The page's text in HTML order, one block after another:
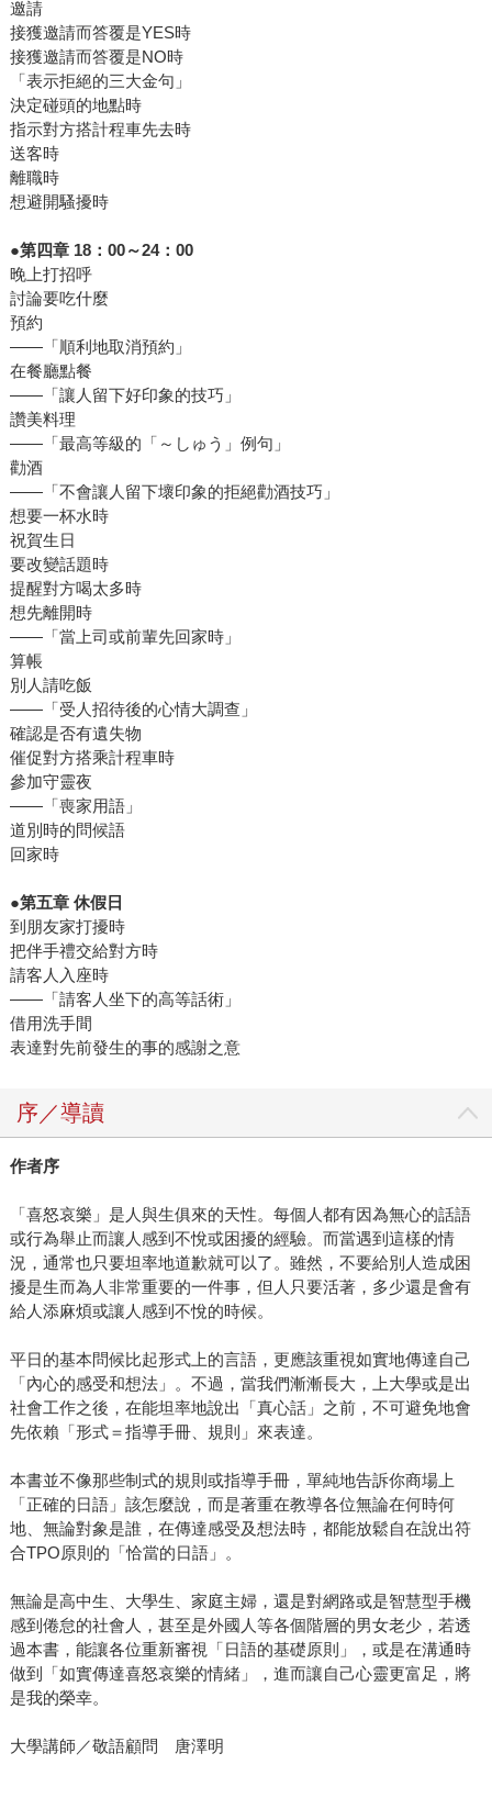
邀請
接獲邀請而答覆是YES時
接獲邀請而答覆是NO時
「表示拒絕的三大金句」
決定碰頭的地點時
指示對方搭計程車先去時
送客時
離職時
想避開騷擾時
●第四章 18：00～24：00
晚上打招呼
討論要吃什麼
預約
——「順利地取消預約」
在餐廳點餐
——「讓人留下好印象的技巧」
讚美料理
——「最高等級的「～しゅう」例句」
勸酒
——「不會讓人留下壞印象的拒絕勸酒技巧」
想要一杯水時
祝賀生日
要改變話題時
提醒對方喝太多時
想先離開時
——「當上司或前輩先回家時」
算帳
別人請吃飯
——「受人招待後的心情大調查」
確認是否有遺失物
催促對方搭乘計程車時
參加守靈夜
——「喪家用語」
道別時的問候語
回家時
●第五章 休假日
到朋友家打擾時
把伴手禮交給對方時
請客人入座時
——「請客人坐下的高等話術」
借用洗手間
表達對先前發生的事的感謝之意
序／導讀
作者序
「喜怒哀樂」是人與生俱來的天性。每個人都有因為無心的話語
或行為舉止而讓人感到不悅或困擾的經驗。而當遇到這樣的情
況，通常也只要坦率地道歉就可以了。雖然，不要給別人造成困
擾是生而為人非常重要的一件事，但人只要活著，多少還是會有
給人添麻煩或讓人感到不悅的時候。
平日的基本問候比起形式上的言語，更應該重視如實地傳達自己
「內心的感受和想法」。不過，當我們漸漸長大，上大學或是出
社會工作之後，在能坦率地說出「真心話」之前，不可避免地會
先依賴「形式＝指導手冊、規則」來表達。
本書並不像那些制式的規則或指導手冊，單純地告訴你商場上
「正確的日語」該怎麼說，而是著重在教導各位無論在何時何
地、無論對象是誰，在傳達感受及想法時，都能放鬆自在說出符
合TPO原則的「恰當的日語」。
無論是高中生、大學生、家庭主婦，還是對網路或是智慧型手機
感到倦怠的社會人，甚至是外國人等各個階層的男女老少，若透
過本書，能讓各位重新審視「日語的基礎原則」，或是在溝通時
做到「如實傳達喜怒哀樂的情緒」，進而讓自己心靈更富足，將
是我的榮幸。
大學講師／敬語顧問 唐澤明